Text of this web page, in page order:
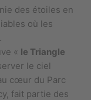
des étoiles en
où les
« le Triangle
le ciel
cœur du Parc
fait partie des